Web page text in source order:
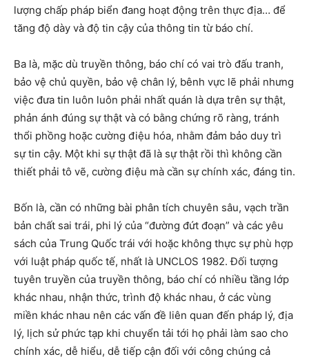
lượng chấp pháp biển đang hoạt động trên thực địa… để
tăng độ dày và độ tin cậy của thông tin từ báo chí.
Ba là, mặc dù truyền thông, báo chí có vai trò đấu tranh,
bảo vệ chủ quyền, bảo vệ chân lý, bênh vực lẽ phải nhưng
việc đưa tin luôn luôn phải nhất quán là dựa trên sự thật,
phản ánh đúng sự thật và có bằng chứng rõ ràng, tránh
thổi phồng hoặc cường điệu hóa, nhằm đảm bảo duy trì
sự tin cậy. Một khi sự thật đã là sự thật rồi thì không cần
thiết phải tô vẽ, cường điệu mà cần sự chính xác, đáng tin.
Bốn là, cần có những bài phân tích chuyên sâu, vạch trần
bản chất sai trái, phi lý của “đường đứt đoạn” và các yêu
sách của Trung Quốc trái với hoặc không thực sự phù hợp
với luật pháp quốc tế, nhất là UNCLOS 1982. Đối tượng
tuyên truyền của truyền thông, báo chí có nhiều tầng lớp
khác nhau, nhận thức, trình độ khác nhau, ở các vùng
miền khác nhau nên các vấn đề liên quan đến pháp lý, địa
lý, lịch sử phức tạp khi chuyển tải tới họ phải làm sao cho
chính xác, dễ hiểu, dễ tiếp cận đối với công chúng cả